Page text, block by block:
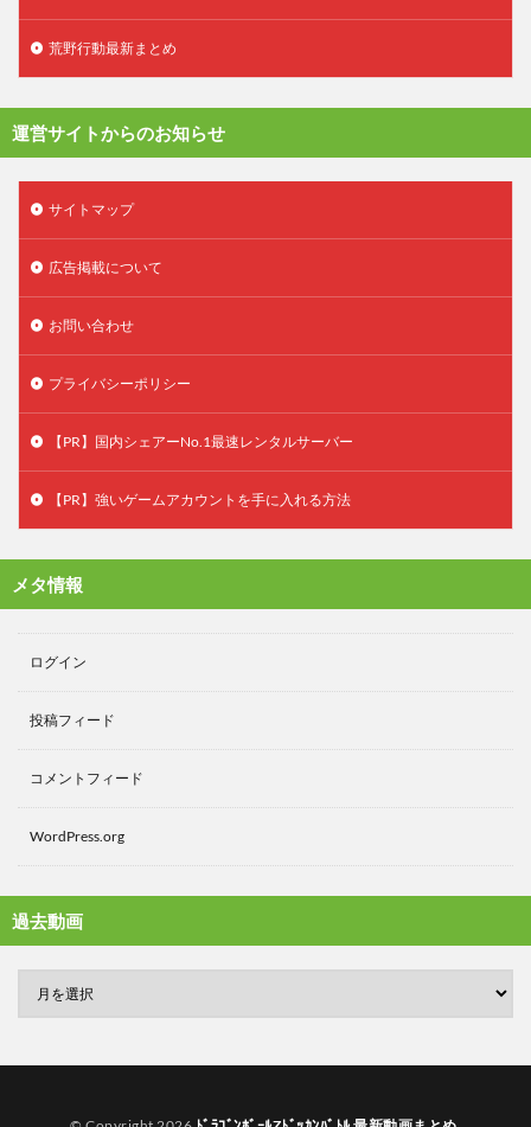
荒野行動最新まとめ
運営サイトからのお知らせ
サイトマップ
広告掲載について
お問い合わせ
プライバシーポリシー
【PR】国内シェアーNo.1最速レンタルサーバー
【PR】強いゲームアカウントを手に入れる方法
メタ情報
ログイン
投稿フィード
コメントフィード
WordPress.org
過去動画